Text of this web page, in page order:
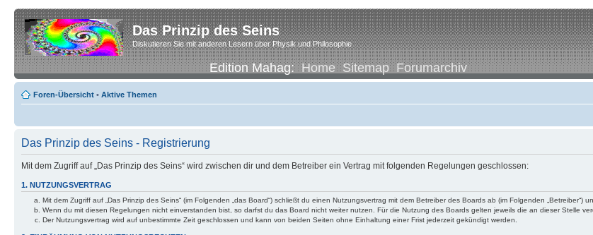
Das Prinzip des Seins
Diskutieren Sie mit anderen Lesern über Physik und Philosophie
Edition Mahag:Home Sitemap Forumarchiv
Foren-Übersicht • Aktive Themen
Das Prinzip des Seins - Registrierung
Mit dem Zugriff auf „Das Prinzip des Seins“ wird zwischen dir und dem Betreiber ein Vertrag mit folgenden Regelungen geschlossen:
1. NUTZUNGSVERTRAG
Mit dem Zugriff auf „Das Prinzip des Seins“ (im Folgenden „das Board“) schließt du einen Nutzungsvertrag mit dem Betreiber des Boards ab (im Folgenden „Betreiber“)
Wenn du mit diesen Regelungen nicht einverstanden bist, so darfst du das Board nicht weiter nutzen. Für die Nutzung des Boards gelten jeweils die an dieser Stelle
Der Nutzungsvertrag wird auf unbestimmte Zeit geschlossen und kann von beiden Seiten ohne Einhaltung einer Frist jederzeit gekündigt werden.